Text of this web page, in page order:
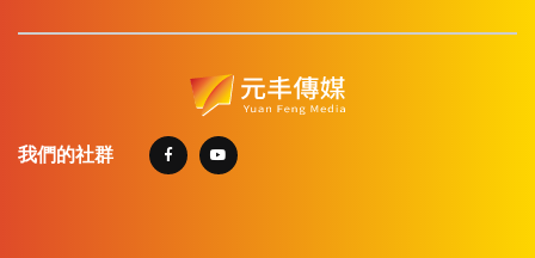
我們的社群